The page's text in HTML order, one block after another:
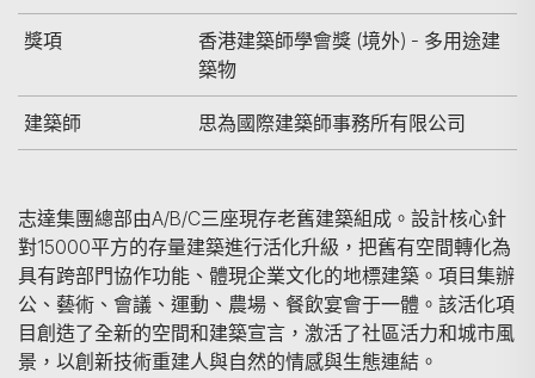
獎項
香港建築師學會獎 (境外) - 多用途建
築物
建築師 思為國際建築師事務所有限公司
志達集團總部由A/B/C三座現存老舊建築組成。設計核心針
對15000平方的存量建築進行活化升級，把舊有空間轉化為
具有跨部門協作功能、體現企業文化的地標建築。項目集辦
公、藝術、會議、運動、農場、餐飲宴會于一體。該活化項
目創造了全新的空間和建築宣言，激活了社區活力和城市風
景，以創新技術重建人與自然的情感與生態連結。